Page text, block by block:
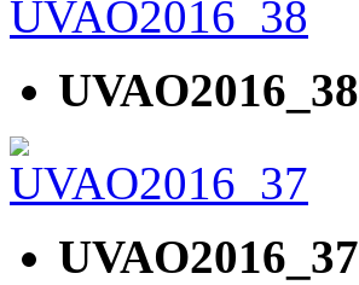
UVAO2016_38
UVAO2016_37